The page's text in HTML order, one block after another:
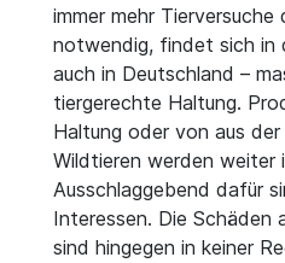
immer mehr
notwendig, findet sich in
auch in Deutschland –
tiergerechte Haltung.
Haltung oder von aus
Wildtieren werden weiter
Ausschlaggebend dafür
Interessen. Die Schäden
sind hingegen in keiner